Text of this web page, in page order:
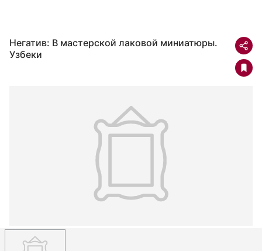
Негатив: В мастерской лаковой миниатюры.
Узбеки